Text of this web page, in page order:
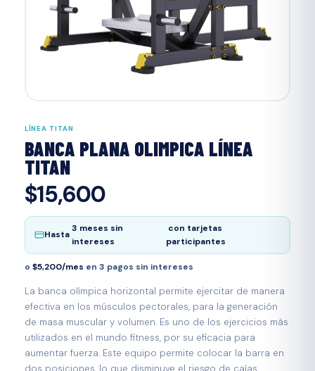
LÍNEA TITAN
BANCA PLANA OLIMPICA LÍNEA
TITAN
$15,600
Hasta
3 meses sin
intereses
con tarjetas
participantes
o $5,200/mes en 3 pagos sin intereses
La banca olímpica horizontal permite ejercitar de manera
efectiva en los músculos pectorales, para la generación
de masa muscular y volumen. Es uno de los ejercicios más
utilizados en el mundo fitness, por su eficacia para
aumentar fuerza. Este equipo permite colocar la barra en